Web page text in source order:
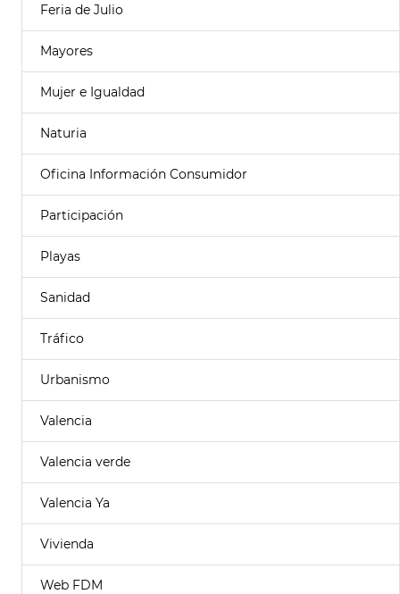
Feria de Julio
Mayores
Mujer e Igualdad
Naturia
Oficina Información Consumidor
Participación
Playas
Sanidad
Tráfico
Urbanismo
Valencia
Valencia verde
Valencia Ya
Vivienda
Web FDM